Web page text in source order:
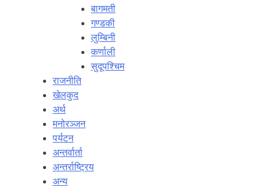
बागमती
गण्डकी
लुम्बिनी
कर्णाली
सुदूपश्‍चिम
राजनीति
खेलकुद
अर्थ
मनोरञ्‍जन
पर्यटन
अन्तर्वार्ता
अन्तर्राष्‍ट्रिय
अन्य